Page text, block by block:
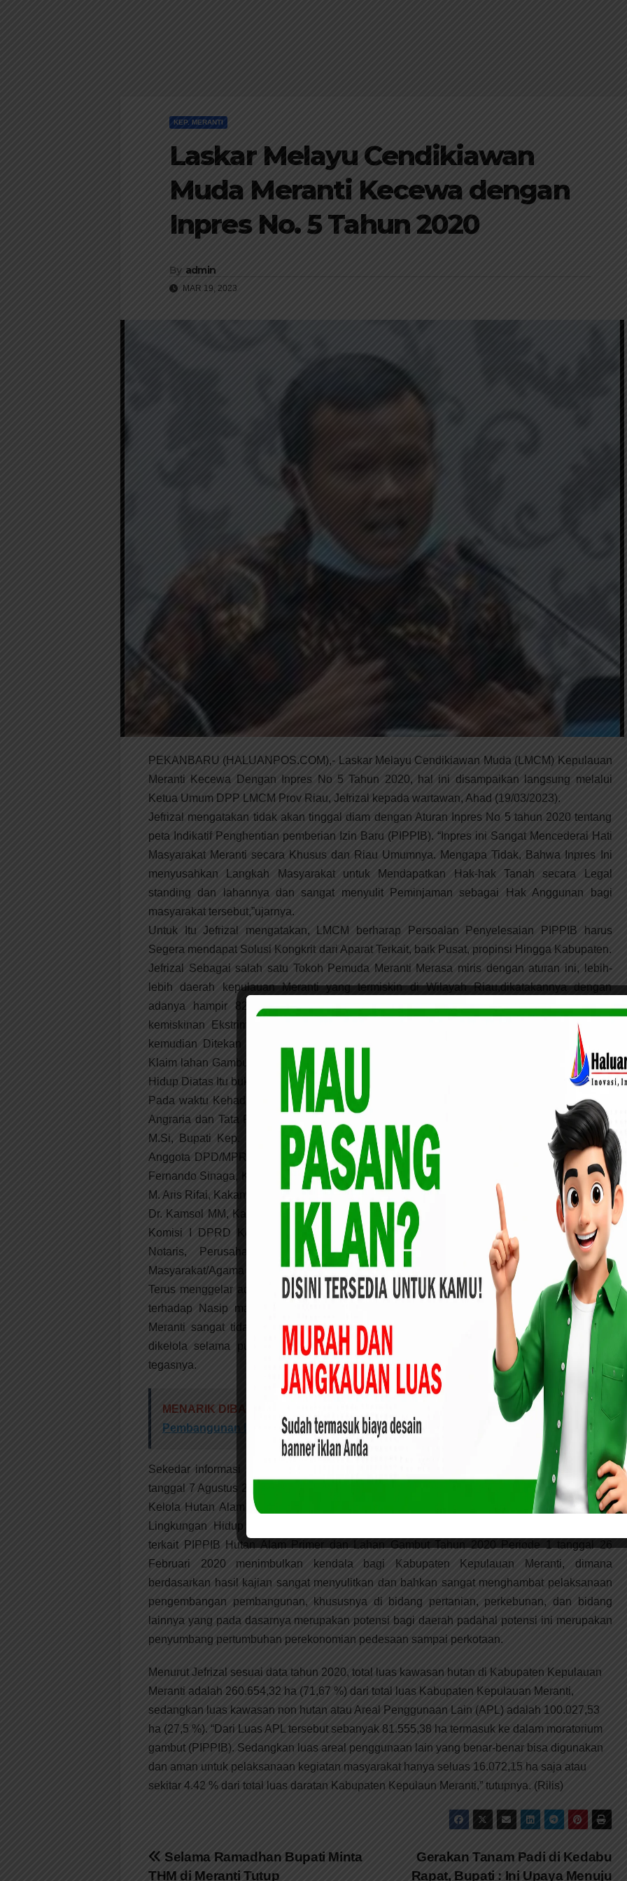
KEP. MERANTI
Laskar Melayu Cendikiawan
Muda Meranti Kecewa dengan
Inpres No. 5 Tahun 2020
By admin
MAR 19, 2023
PEKANBARU (HALUANPOS.COM),- Laskar Melayu Cendikiawan Muda (LMCM) Kepulauan
Meranti Kecewa Dengan Inpres No 5 Tahun 2020, hal ini disampaikan langsung melalui
Ketua Umum DPP LMCM Prov Riau, Jefrizal kepada wartawan, Ahad (19/03/2023).
Jefrizal mengatakan tidak akan tinggal diam dengan Aturan Inpres No 5 tahun 2020 tentang
peta Indikatif Penghentian pemberian Izin Baru (PIPPIB). “Inpres ini Sangat Mencederai Hati
Masyarakat Meranti secara Khusus dan Riau Umumnya. Mengapa Tidak, Bahwa Inpres Ini
menyusahkan Langkah Masyarakat untuk Mendapatkan Hak-hak Tanah secara Legal
standing dan lahannya dan sangat menyulit Peminjaman sebagai Hak Anggunan bagi
masyarakat tersebut,”ujarnya.
Untuk Itu Jefrizal mengatakan, LMCM berharap Persoalan Penyelesaian PIPPIB harus
Segera mendapat Solusi Kongkrit dari Aparat Terkait, baik Pusat, propinsi Hingga Kabupaten.
Jefrizal Sebagai salah satu Tokoh Pemuda Meranti Merasa miris dengan aturan ini, lebih-
lebih daerah kepulauan Meranti yang termiskin di Wilayah Riau,dikatakannya dengan
adanya hampir 82 % lahan kabupaten Meranti masuk Area Gambut juga Mendapati
kemiskinan Ekstrim hampir 26.78 %. Artinya Dengan Kondisi Masyarakat Sudah Parah
kemudian Ditekan lagi kebijakan Pembunuhan Massal Oleh Pemerintah. “Secara Filosofi
Klaim lahan Gambut itu artinya secara tidak langsung Pemerintah Menyatakan Jikalau yang
Hidup Diatas Itu bukan lagi manusia. Inikan sangat menyedihkan,” ungkapnya.
Pada waktu Kehadiran kementerian dan Pemprov masa itu.(22/6/2021). Baik Wakil Menteri
Angraria dan Tata Ruang RI Dr. Surya Tjandra, S.H LL.M, Gubernur Riau Drs.H. Syamsuar
M.Si, Bupati Kep. Meranti H. Muhamamd Adil SH, Wakil Bupati AKBP (Purn) H. Asmar,
Anggota DPD/MPR RI Dr. Hj. Intsiawati Ayus SH MH, Wakil Ketua Komisi I DPD MPR RI
Fernando Sinaga, Ketua DPRD Meranti Jack Ardiansyah, Kepala Badan Informasi Geopasial
M. Aris Rifai, Kakanwil BPN Provinsi Riau M. Syahrir SH MM, Sekretaris Daerah Kep. Meranti
Dr. Kamsol MM, Kakantah. Kab. Kepulauan Meranti Doni Syahrial M.Si, Ketua dan Anggota
Komisi I DPRD Kep. Meranti, Kepala OPD Dilingkungan Pemkab. Meranti, Perwakilan
Notaris, Perusahaan (Sagu, Arang, Kopi, Galangan Kapal), Perbankan, Tokoh
Masyarakat/Agama dan lainnya. “Sampai hari ini belum ada Solusi Kongkrit, untuk itu LMCM
Terus menggelar ada Titik Terang Solusi ini agar tidak terjadi Pembunuhan secara berkala
terhadap Nasip masyarakat Kepulauan Meranti. kebijakan PIPPIB diwilayah Kepulauan
Meranti sangat tidak beralasan dan Sebuah penzaliman, karena lahan masyarakat yang
dikelola selama puluhan tahun bahkan ratusan tahun masuk dalam kawasan PIPPIB,”
tegasnya.
MENARIK DIBACA:
Ketua Komisi I Buka Bimtek Penyusunan Perencanaan
Pembangunan Desa Tahun 2018
Sekedar informasi sehubungan dengan terbitnya Instruksi Presiden Nomor 5 Tahun 2019,
tanggal 7 Agustus 2019 tentang Penghentian Pemberian Izin Baru dan Penyempurnaan Tata
Kelola Hutan Alam Primer dan Lahan Gambut dan telah ditetapkannya Keputusan Menteri
Lingkungan Hidup dan Kehutanan Nomor : SK.851/MENLHK/PKTL/IPSDH/PLA.1/2/2020
terkait PIPPIB Hutan Alam Primer dan Lahan Gambut Tahun 2020 Periode 1 tanggal 26
Februari 2020 menimbulkan kendala bagi Kabupaten Kepulauan Meranti, dimana
berdasarkan hasil kajian sangat menyulitkan dan bahkan sangat menghambat pelaksanaan
pengembangan pembangunan, khususnya di bidang pertanian, perkebunan, dan bidang
lainnya yang pada dasarnya merupakan potensi bagi daerah padahal potensi ini merupakan
penyumbang pertumbuhan perekonomian pedesaan sampai perkotaan.
Menurut Jefrizal sesuai data tahun 2020, total luas kawasan hutan di Kabupaten Kepulauan
Meranti adalah 260.654,32 ha (71,67 %) dari total luas Kabupaten Kepulauan Meranti,
sedangkan luas kawasan non hutan atau Areal Penggunaan Lain (APL) adalah 100.027,53
ha (27,5 %). “Dari Luas APL tersebut sebanyak 81.555,38 ha termasuk ke dalam moratorium
gambut (PIPPIB). Sedangkan luas areal penggunaan lain yang benar-benar bisa digunakan
dan aman untuk pelaksanaan kegiatan masyarakat hanya seluas 16.072,15 ha saja atau
sekitar 4.42 % dari total luas daratan Kabupaten Kepulaun Meranti,” tutupnya. (Rilis)
Navigasi
Gerakan Tanam Padi di Kedabu
Rapat, Bupati : Ini Upaya Menuju
Selama Ramadhan Bupati Minta
THM di Meranti Tutup